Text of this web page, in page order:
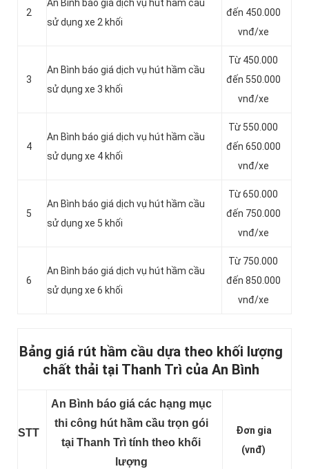
2
An Bình báo giá dịch vụ hút hầm cầu
sử dụng xe 2 khối
đến 450.000
vnđ/xe
3
An Bình báo giá dịch vụ hút hầm cầu
sử dụng xe 3 khối
Từ 450.000
đến 550.000
vnđ/xe
4
An Bình báo giá dịch vụ hút hầm cầu
sử dụng xe 4 khối
Từ 550.000
đến 650.000
vnđ/xe
5
An Bình báo giá dịch vụ hút hầm cầu
sử dụng xe 5 khối
Từ 650.000
đến 750.000
vnđ/xe
6
An Bình báo giá dịch vụ hút hầm cầu
sử dụng xe 6 khối
Từ 750.000
đến 850.000
vnđ/xe
Bảng giá rút hầm cầu dựa theo khối lượng
chất thải tại Thanh Trì của An Bình
STT
An Bình báo giá các hạng mục
thi công hút hầm cầu trọn gói
tại Thanh Trì tính theo khối
lượng
Đơn gia
(vnđ)